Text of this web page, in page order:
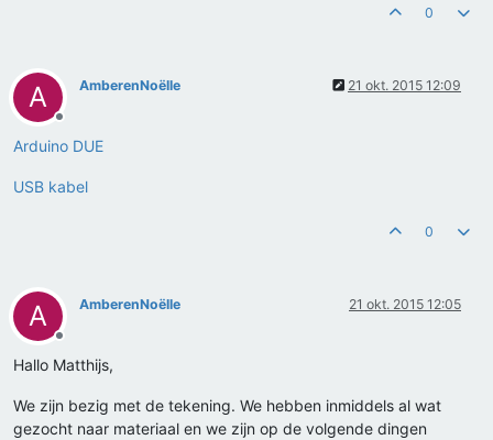
0
A
Offline
AmberenNoëlle 21 okt. 2015 12:09
Arduino DUE
USB kabel
0
A
Offline
AmberenNoëlle 21 okt. 2015 12:05
Hallo Matthijs,
We zijn bezig met de tekening. We hebben inmiddels al wat
gezocht naar materiaal en we zijn op de volgende dingen